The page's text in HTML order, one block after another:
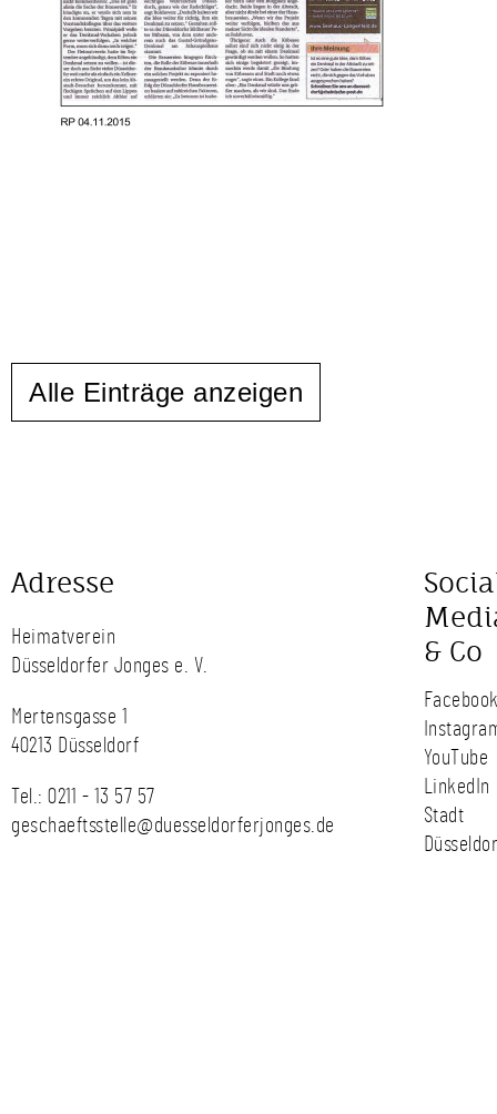
Alle Einträge anzeigen
Adresse
Heimatverein
Düsseldorfer Jonges e. V.
Mertensgasse 1
40213 Düsseldorf
Tel.: 0211 - 13 57 57
geschaeftsstelle@duesseldorferjonges.de
& Co
YouTube
LinkedIn
Stadt